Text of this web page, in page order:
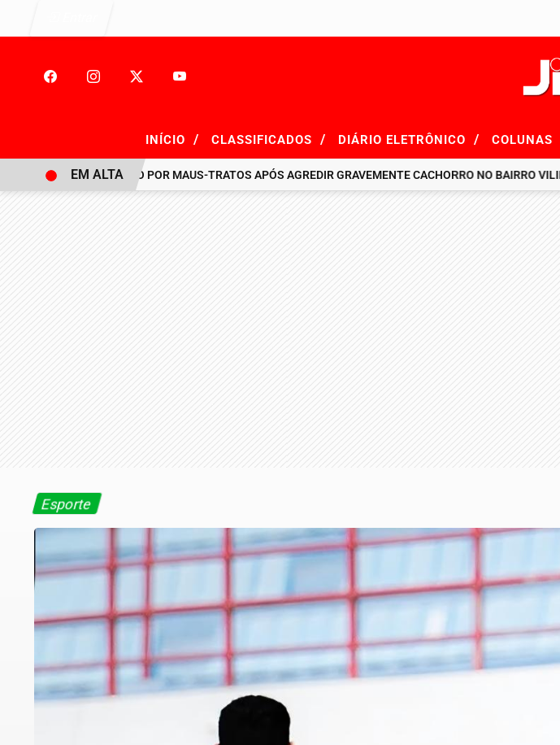
INÍCIO / CLASSIFICADOS / DIÁRIO ELETRÔNICO / COLUNAS
HOMEM É PRESO POR MAUS-TRATOS APÓS AGREDIR GRAVEMENTE CACHORRO NO BAIRRO VILINHA
EM ALTA
Esporte